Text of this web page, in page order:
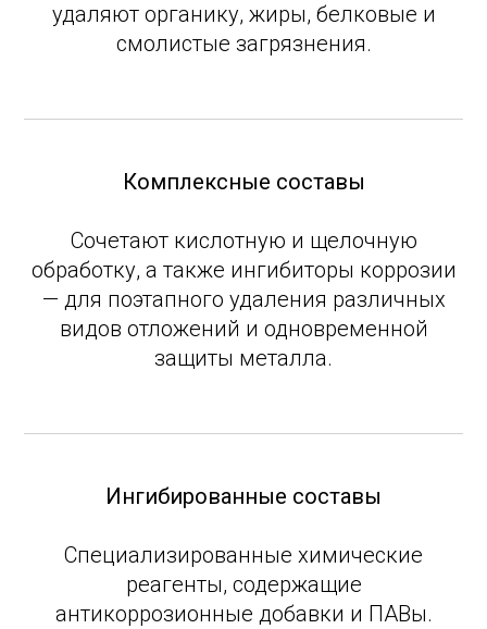
удаляют органику, жиры, белковые и
смолистые загрязнения.
Комплексные составы
Сочетают кислотную и щелочную
обработку, а также ингибиторы коррозии
— для поэтапного удаления различных
видов отложений и одновременной
защиты металла.
Ингибированные составы
Специализированные химические
реагенты, содержащие
антикоррозионные добавки и ПАВы.